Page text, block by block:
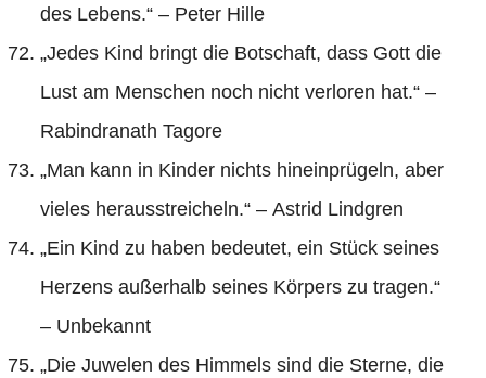
des Lebens.“ – Peter Hille
„Jedes Kind bringt die Botschaft, dass Gott die
Lust am Menschen noch nicht verloren hat.“ –
Rabindranath Tagore
„Man kann in Kinder nichts hineinprügeln, aber
vieles herausstreicheln.“ – Astrid Lindgren
„Ein Kind zu haben bedeutet, ein Stück seines
Herzens außerhalb seines Körpers zu tragen.“
– Unbekannt
„Die Juwelen des Himmels sind die Sterne, die